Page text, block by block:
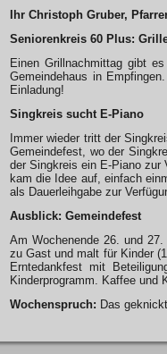
Ihr Christoph Gruber,
Seniorenkreis 60 Plus:
Einen Grillnachmittag gibt
Gemeindehaus in
Einladung!
Singkreis sucht E-Piano
Immer wieder tritt der
Gemeindefest, wo der
der Singkreis ein E-Piano zur
kam die Idee auf, einfach
als Dauerleihgabe zur
Ausblick: Gemeindefest
Am Wochenende 26. und
zu Gast und malt für Kinder
Erntedankfest mit
Kinderprogramm. Kaffee und
Wochenspruch: Das